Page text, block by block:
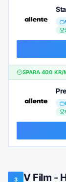
SPARA 400 KR/
3 V Film -